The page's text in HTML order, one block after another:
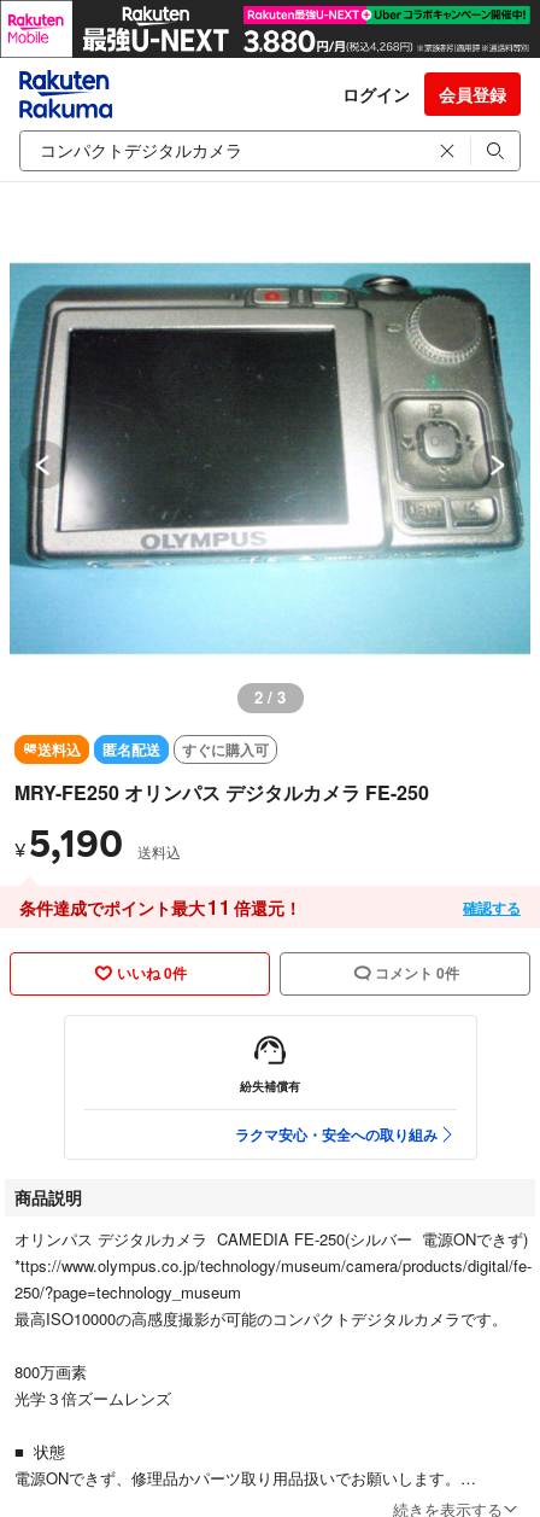
ログイン 会員登録
2 / 3
送料込 匿名配送 すぐに購入可
MRY-FE250 オリンパス デジタルカメラ FE-250
¥ 5,190 送料込
条件達成でポイント最大11 倍還元！ 確認する
いいね 0件 コメント 0件
紛失補償有
ラクマ安心・安全への取り組み
商品説明
オリンパス デジタルカメラ CAMEDIA FE-250(シルバー 電源ONできず)
*ttps://www.olympus.co.jp/technology/museum/camera/products/digital/fe-
250/?page=technology_museum
最高ISO10000の高感度撮影が可能のコンパクトデジタルカメラです。
800万画素
光学３倍ズームレンズ
■ 状態
電源ONできず、修理品かパーツ取り用品扱いでお願いします。
全体綺麗ですが、小傷あるかもしりません。写真は、入札の参考程度にお
続きを表示する